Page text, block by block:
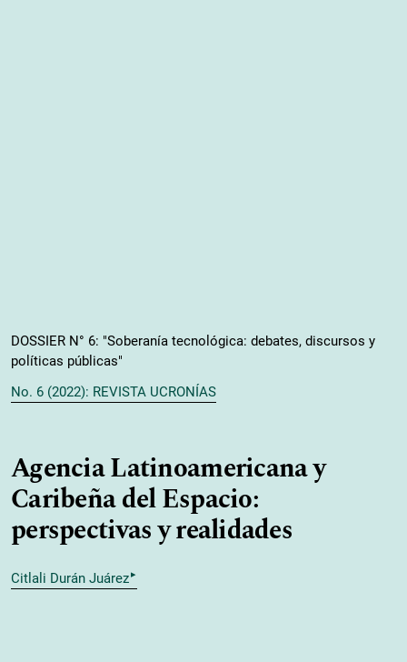
DOSSIER N° 6: "Soberanía tecnológica: debates, discursos y
políticas públicas"
No. 6 (2022): REVISTA UCRONÍAS
Agencia Latinoamericana y
Caribeña del Espacio:
perspectivas y realidades
Citlali Durán Juárez▸